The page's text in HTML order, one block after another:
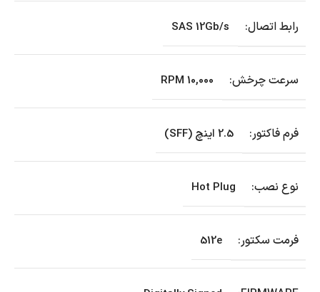
رابط اتصال: SAS 12Gb/s
سرعت چرخش: 10,000 RPM
فرم فاکتور: 2.5 اینچ (SFF)
نوع نصب: Hot Plug
فرمت سکتور: 512e